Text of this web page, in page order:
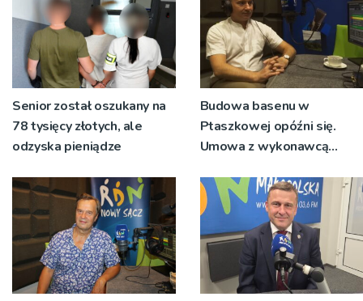
Senior został oszukany na
78 tysięcy złotych, ale
odzyska pieniądze
Budowa basenu w
Ptaszkowej opóźni się.
Umowa z wykonawcą
nie zostanie podpisana